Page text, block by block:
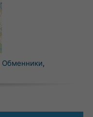
Обменники,